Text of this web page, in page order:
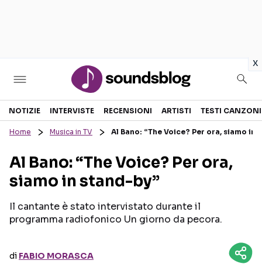
x
Sezioni
RECENSIONI MUSICALI
INTERVISTE
GOSSIP E CURIOSITÀ
TESTI CANZONI
TOUR ED EVENTI
TALENT SHOW
NOTIZIE INTERVISTE RECENSIONI ARTISTI TESTI CANZONI
Home Musica in TV Al Bano: “The Voice? Per ora, siamo in
Al Bano: “The Voice? Per ora,
siamo in stand-by”
Il cantante è stato intervistato durante il
programma radiofonico Un giorno da pecora.
di FABIO MORASCA